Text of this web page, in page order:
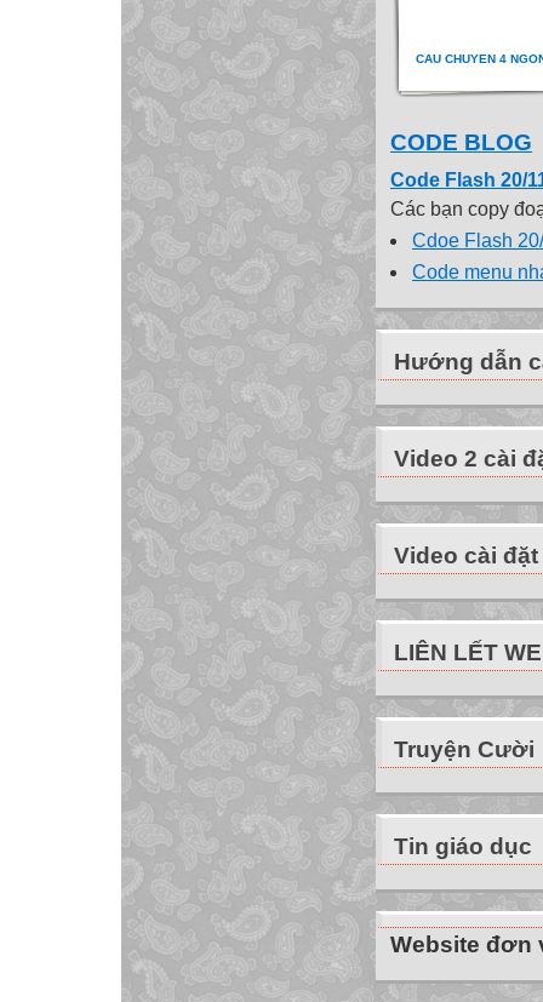
CAU CHUYEN 4
CODE BLOG
Code Flash 20/
Các bạn copy
Cdoe Flash
Code menu
Hướng dẫn
Video 2 cài
Video cài đặt
LIÊN LẾT
Truyện Cười
Tin giáo dục
Website đơn